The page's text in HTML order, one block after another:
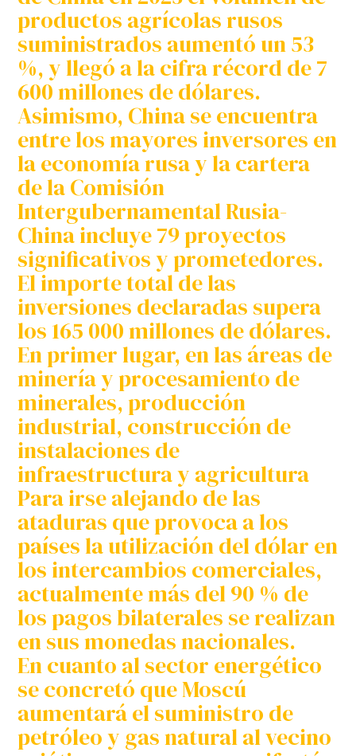
productos agrícolas rusos
suministrados aumentó un 53
%, y llegó a la cifra récord de 7
600 millones de dólares.
Asimismo, China se encuentra
entre los mayores inversores en
la economía rusa y la cartera
de la Comisión
Intergubernamental Rusia-
China incluye 79 proyectos
significativos y prometedores.
El importe total de las
inversiones declaradas supera
los 165 000 millones de dólares.
En primer lugar, en las áreas de
minería y procesamiento de
minerales, producción
industrial, construcción de
instalaciones de
infraestructura y agricultura
Para irse alejando de las
ataduras que provoca a los
países la utilización del dólar en
los intercambios comerciales,
actualmente más del 90 % de
los pagos bilaterales se realizan
en sus monedas nacionales.
En cuanto al sector energético
se concretó que Moscú
aumentará el suministro de
petróleo y gas natural al vecino